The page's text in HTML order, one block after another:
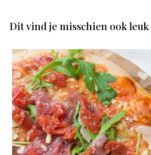
Dit vind je misschien ook leuk